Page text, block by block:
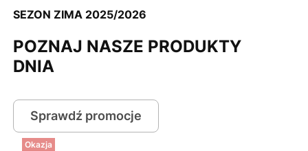
SEZON ZIMA 2025/2026
POZNAJ NASZE PRODUKTY
DNIA
Sprawdź promocje
Okazja